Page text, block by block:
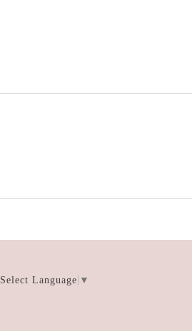
Select Language ▼